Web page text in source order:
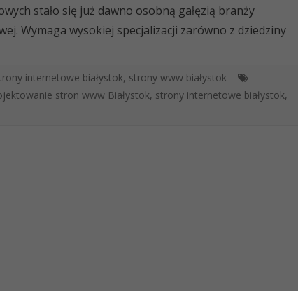
stało się już dawno osobną gałęzią branży
Wymaga wysokiej specjalizacji zarówno z dziedziny
internetowe białystok, strony www białystok
stron www Białystok, strony internetowe białystok,